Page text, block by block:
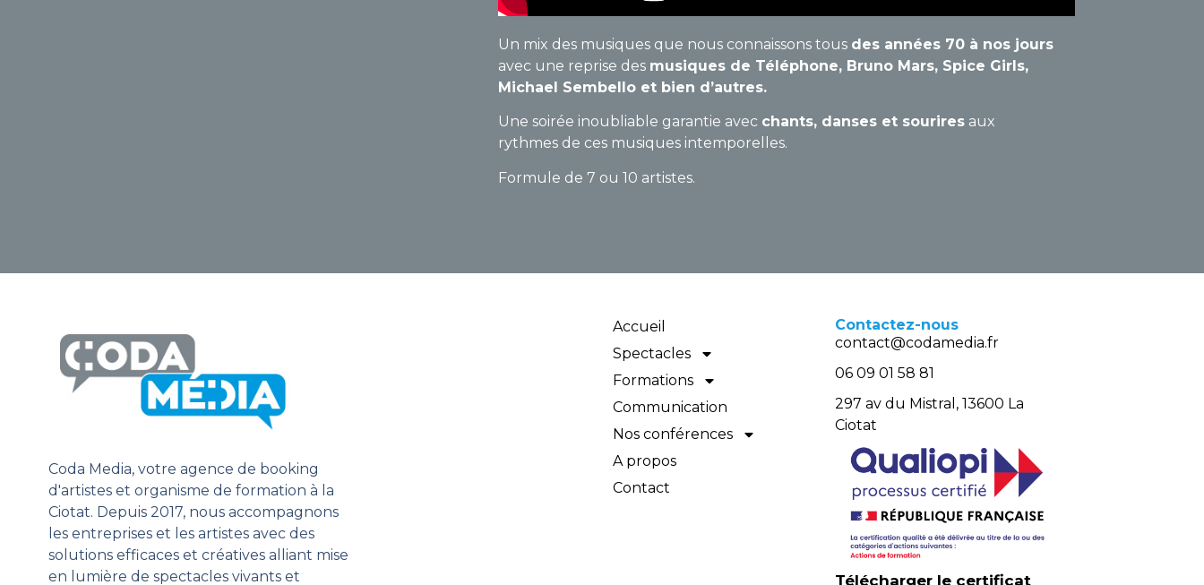
Un mix des musiques que nous connaissons tous des années 70 à nos jours
avec une reprise des musiques de Téléphone, Bruno Mars, Spice Girls,
Michael Sembello et bien d’autres.
Une soirée inoubliable garantie avec chants, danses et souriresaux
rythmes de ces musiques intemporelles.
Formule de 7 ou 10 artistes.
Coda Media, votre agence de booking
d'artistes et organisme de formation à la
Ciotat. Depuis 2017, nous accompagnons
les entreprises et les artistes avec des
solutions efficaces et créatives alliant mise
en lumière de spectacles vivants et
Accueil
Spectacles
Formations
Communication
Nos conférences
A propos
Contact
Contactez-nous
contact@codamedia.fr​
06 09 01 58 81​
297 av du Mistral, 13600 La
Ciotat
Télécharger le certificat